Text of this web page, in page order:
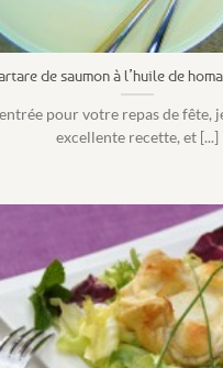
de saumon à l’huile de
pour votre repas de fête,
excellente recette, et [...]